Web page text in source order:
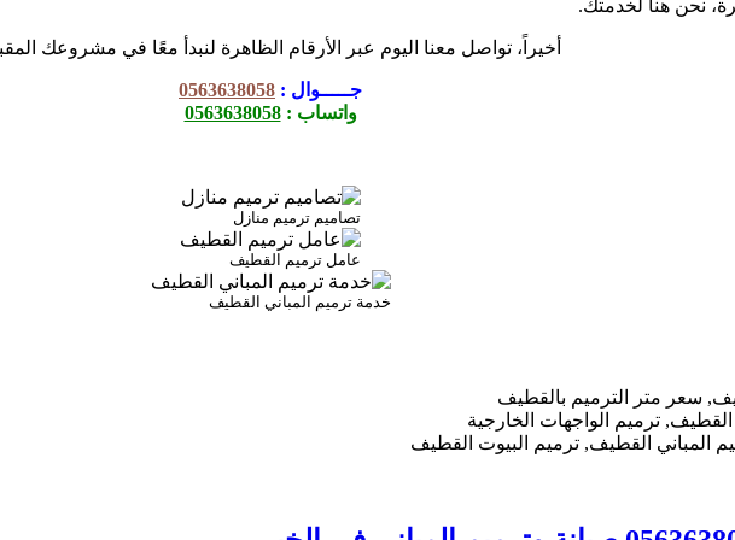
نحن هنا لخدمتك.
أخيراً، تواصل معنا اليوم عبر الأرقام الظاهرة لنبدأ معًا في مشروعك
جـــــوال : 0563638058
واتساب :0563638058
تصاميم ترميم منازل
عامل ترميم القطيف
خدمة ترميم المباني القطيف
سعر متر الترميم بالقطيف
القطيف, ترميم الواجهات الخارجية
المباني القطيف, ترميم البيوت القطيف